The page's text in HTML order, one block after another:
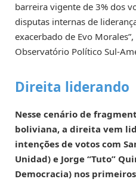
barreira vigente de 3% dos
disputas internas de
exacerbado de Evo
Observatório Político Sul-
Direita liderando
Nesse cenário de
boliviana, a direita vem
intenções de votos com
Unidad) e Jorge “Tuto”
Democracia) nos